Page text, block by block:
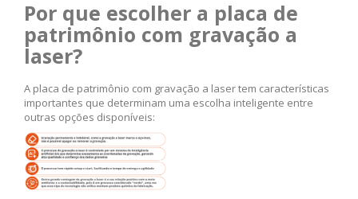
Por que escolher a placa de
patrimônio com gravação a
laser?
A placa de patrimônio com gravação a laser tem características
importantes que determinam uma escolha inteligente entre
outras opções disponíveis: